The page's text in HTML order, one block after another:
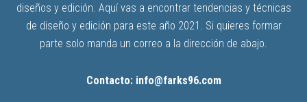
diseños y edición. Aquí vas a encontrar tendencias y técnicas
de diseño y edición para este año 2021. Si quieres formar
parte solo manda un correo a la dirección de abajo.
Contacto: info@farks96.com